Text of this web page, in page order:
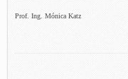
Prof. Ing. Mónica Katz